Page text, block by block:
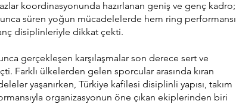
koordinasyonunda hazırlanan geniş ve genç kadro;
süren yoğun mücadelelerde hem ring performansı
disiplinleriyle dikkat çekti.
gerçekleşen karşılaşmalar son derece sert ve
Farklı ülkelerden gelen sporcular arasında kıran
yaşanırken, Türkiye kafilesi disiplinli yapısı, takım
organizasyonun öne çıkan ekiplerinden biri